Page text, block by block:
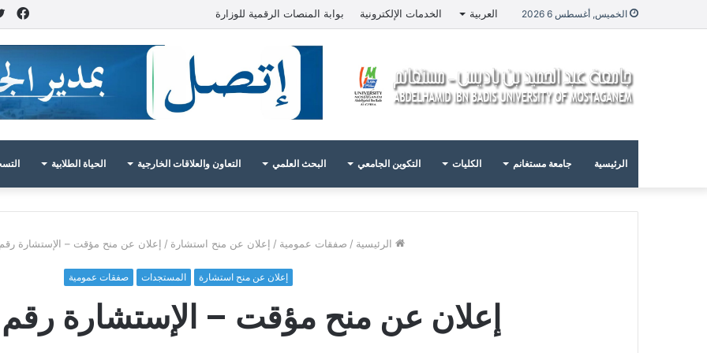
الخميس, أغسطس 6 2026 العربية الخدمات الإلكترونية بوابة المنصات الرقمية للوزارة
الرئيسية جامعة مستغانم الكليات التكوين الجامعي البحث العلمي التعاون والعلاقات الخارجية الحياة الطلابية
الرئيسية / صفقات عمومية / إعلان عن منح استشارة / إعلان عن منح مؤقت – الإستشارة رقم 10 / 2026
إعلان عن منح استشارة المستجدات صفقات عمومية
إعلان عن منح مؤقت – الإستشارة رقم 10 / 2026